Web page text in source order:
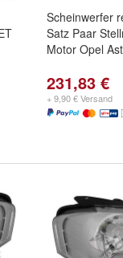
Scheinwerfer
Satz Paar
Motor Opel
231,83 €
+ 9,90 € Versand